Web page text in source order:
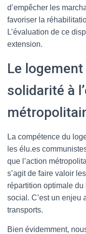
d’empêcher les
favoriser la
L’évaluation de ce
extension.
Le
solidarité à
La compétence du
les élu.es
que l’action
s’agit de faire valoir
répartition optimale
social. C’est un enjeu
transports.
Bien évidemment,